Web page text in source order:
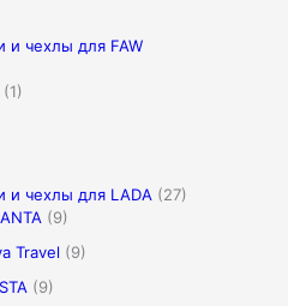
и чехлы для FAW
(1)
и чехлы для LADA (27)
(9)
Travel (9)
(9)